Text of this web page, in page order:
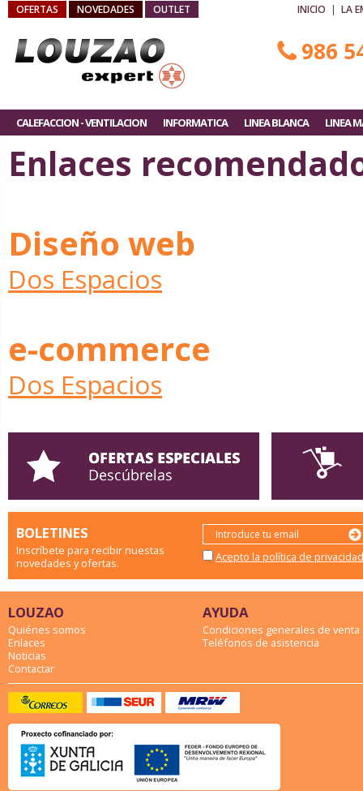
OFERTAS NOVEDADES OUTLET INICIO | LA
986
CALEFACCION - VENTILACION INFORMATICA LINEA BLANCA LINEA
Enlaces
Diseño web
Dos Espacios
e-commerce
Dos Espacios
BOLETINES
Inscríbete para recibir nuestas
novedades y ofertas.
Acepto la política de privacidad
LOUZAO
Quiénes somos
Enlaces
Noticias
Contactar
AYUDA
Condiciones generales de venta
Teléfonos de asistencia